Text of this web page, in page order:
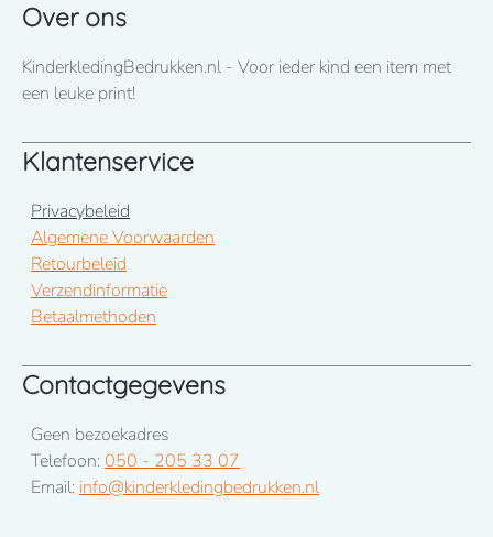
Over ons
KinderkledingBedrukken.nl - Voor ieder kind een item met
een leuke print!
Klantenservice
Privacybeleid
Algemene Voorwaarden
Retourbeleid
Verzendinformatie
Betaalmethoden
Contactgegevens
Geen bezoekadres
Telefoon: 050 - 205 33 07
Email: info@kinderkledingbedrukken.nl